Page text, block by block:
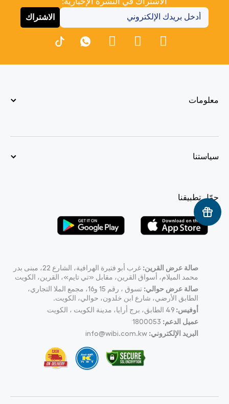
الاشتراك
معلومات
سياستنا
حمّل تطبيقنا
صالة عرض القرين:
غرب أبو فتيرة الهرافية، الشارع 22، مبنى بدر
محمد الميلام، أسواق القرين، مقابل «تي تايم»، القرين، الكويت
صالة عرض حوالي:
تسوق ، رقم 15 و16، مجمع الملا التجاري،
الطابق الأرضي، شارع ابن خلدون، حوالي، الكويت.
أوفيس:
الطابق، برج أرايا، مدينة الكويت ، الكويت
عميل الدعم: 1800053
البريد الإلكتروني: info@wibi.com.kw